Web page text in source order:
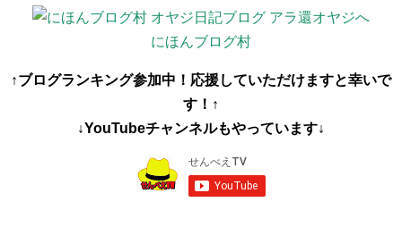
にほんブログ村
↑ブログランキング参加中！応援していただけますと幸いで
す！↑
↓YouTubeチャンネルもやっています↓